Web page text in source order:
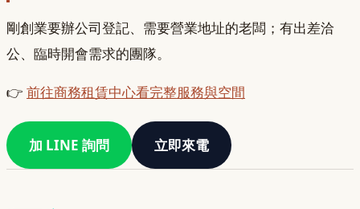
剛創業要辦公司登記、需要營業地址的老闆；有出差洽
公、臨時開會需求的團隊。
👉 前往商務租賃中心看完整服務與空間
加 LINE 詢問 立即來電